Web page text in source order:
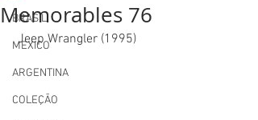
BRASIL
MEXICO
ARGENTINA
COLEÇÃO
Memorables 76
Jeep Wrangler (1995)